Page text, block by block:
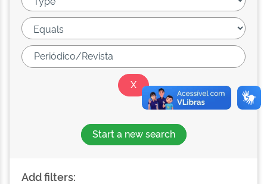
Start a new search
Add filters: